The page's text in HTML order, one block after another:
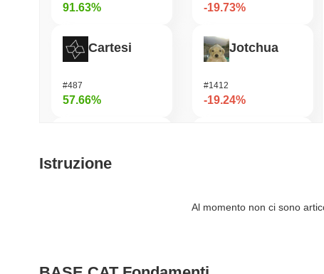
91.63%
Cartesi
#487
57.66%
#836
-19.73%
Jotchua
#1412
-19.24%
#1030
Istruzione
Al momento non ci sono